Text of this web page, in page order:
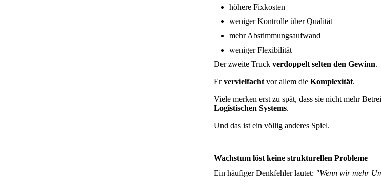
höhere Fixkosten
weniger Kontrolle über Qualität
mehr Abstimmungsaufwand
weniger Flexibilität
Der zweite Truck verdoppelt selten den Gewinn.
Ervervielfachtvor allem die Komplexität.
Viele merken erst zu spät, dass sie nicht mehr
Logistischen Systems.
Und das ist ein völlig anderes Spiel.
Wachstum löst keine strukturellen Probleme
Ein häufiger Denkfehler lautet: "Wenn wir mehr